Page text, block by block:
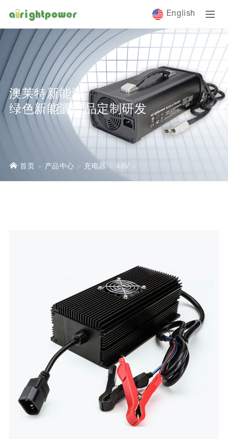
English
澳莱特新能源
绿色新能源产品定制研发
首页 产品中心 充电器 48V